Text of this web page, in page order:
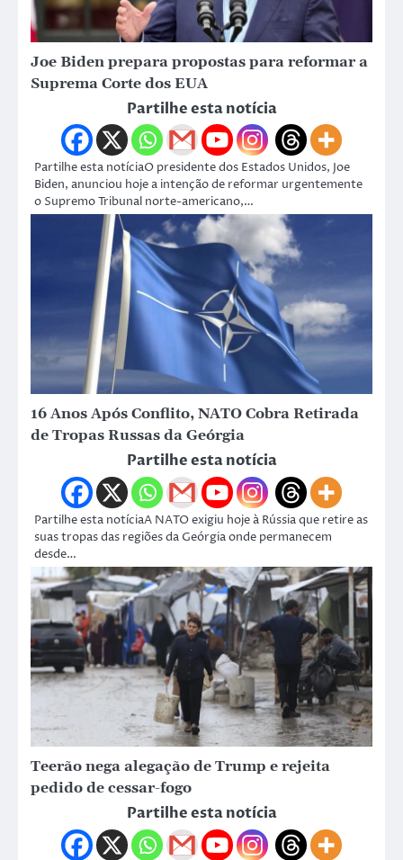
Joe Biden prepara propostas para reformar a
Suprema Corte dos EUA
Partilhe esta notícia
Partilhe esta notíciaO presidente dos Estados Unidos, Joe
Biden, anunciou hoje a intenção de reformar urgentemente
o Supremo Tribunal norte-americano,…
16 Anos Após Conflito, NATO Cobra Retirada
de Tropas Russas da Geórgia
Partilhe esta notícia
Partilhe esta notíciaA NATO exigiu hoje à Rússia que retire as
suas tropas das regiões da Geórgia onde permanecem
desde…
Teerão nega alegação de Trump e rejeita
pedido de cessar-fogo
Partilhe esta notícia